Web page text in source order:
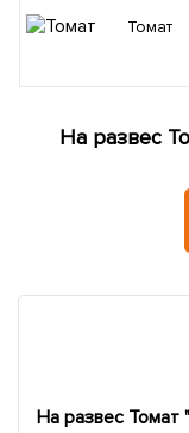
Томат
На развес
На развес Томат